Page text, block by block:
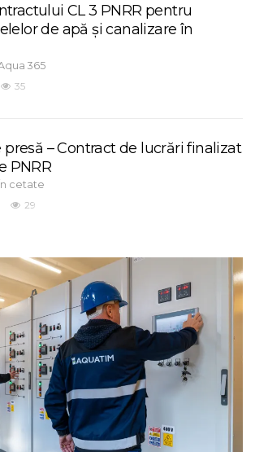
CL 3 PNRR pentru
de apă și canalizare în
365
35
– Contract de lucrări finalizat
PNRR
cetate
29